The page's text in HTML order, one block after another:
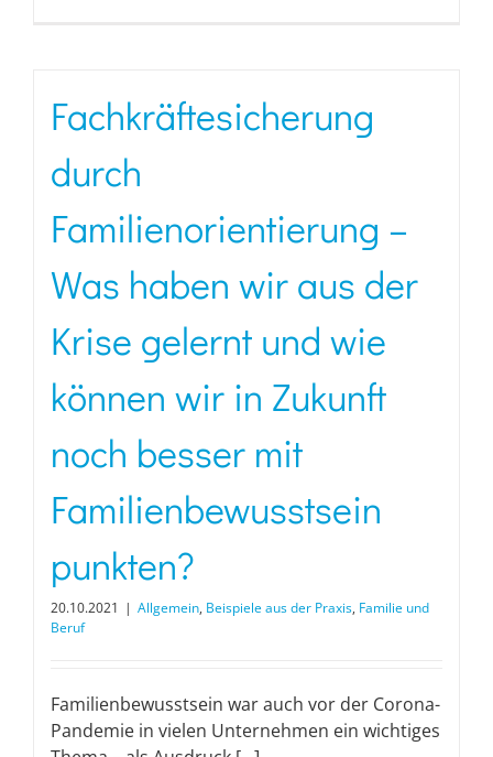
Fachkräftesicherung
durch
Familienorientierung –
Was haben wir aus der
Krise gelernt und wie
können wir in Zukunft
noch besser mit
Familienbewusstsein
punkten?
20.10.2021 | Allgemein, Beispiele aus der Praxis, Familie und
Beruf
Familienbewusstsein war auch vor der Corona-
Pandemie in vielen Unternehmen ein wichtiges